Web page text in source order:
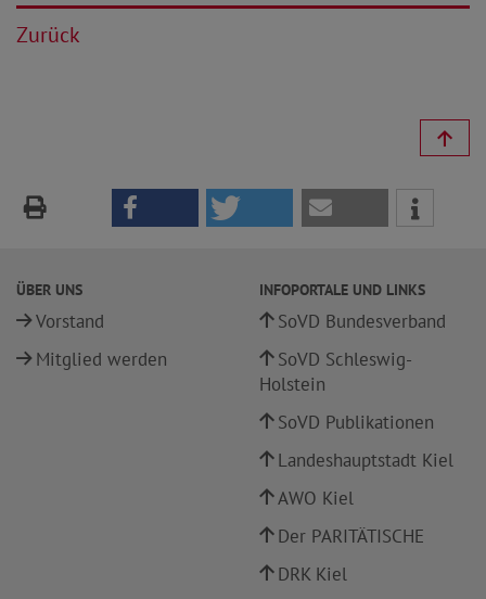
Zurück
ÜBER UNS
Vorstand
Mitglied werden
INFOPORTALE UND LINKS
SoVD Bundesverband
SoVD Schleswig-
Holstein
SoVD Publikationen
Landeshauptstadt Kiel
AWO Kiel
Der PARITÄTISCHE
DRK Kiel